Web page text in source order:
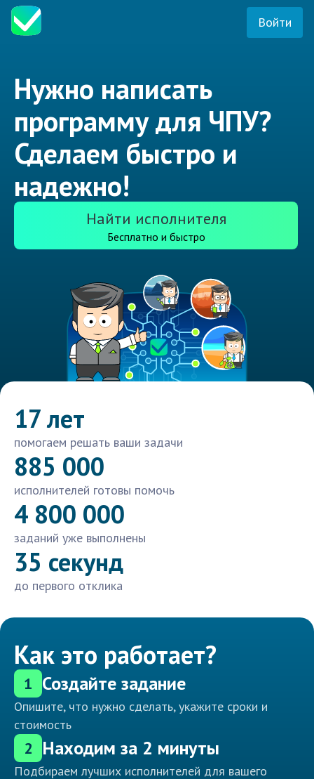
Войти
Нужно написать
программу для ЧПУ?
Сделаем быстро и
надежно!
Найти исполнителя
Бесплатно и быстро
17 лет
помогаем решать ваши задачи
885 000
исполнителей готовы помочь
4 800 000
заданий уже выполнены
35 секунд
до первого отклика
Как это работает?
1 Создайте задание
Опишите, что нужно сделать, укажите сроки и
стоимость
2 Находим за 2 минуты
Подбираем лучших исполнителей для вашего